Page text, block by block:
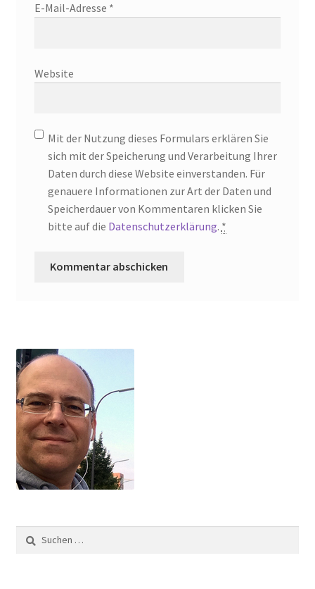
E-Mail-Adresse *
Website
Mit der Nutzung dieses Formulars erklären Sie
sich mit der Speicherung und Verarbeitung Ihrer
Daten durch diese Website einverstanden. Für
genauere Informationen zur Art der Daten und
Speicherdauer von Kommentaren klicken Sie
bitte auf die Datenschutzerklärung. *
Suchen
nach: